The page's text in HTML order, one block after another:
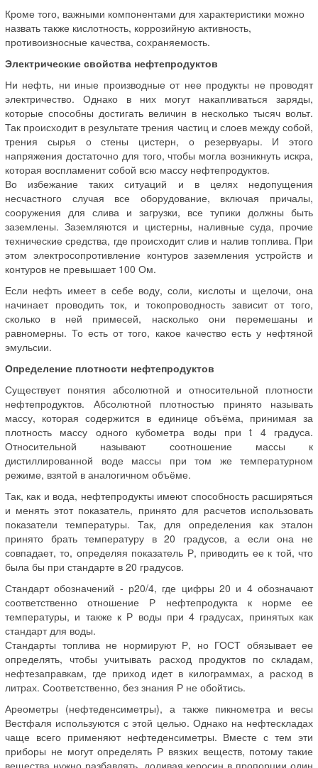
Кроме того, важными компонентами для характеристики можно
назвать также кислотность, коррозийную активность,
противоизносные качества, сохраняемость.
Электрические свойства нефтепродуктов
Ни нефть, ни иные производные от нее продукты не проводят
электричество. Однако в них могут накапливаться заряды,
которые способны достигать величин в несколько тысяч вольт.
Так происходит в результате трения частиц и слоев между собой,
трения сырья о стены цистерн, о резервуары. И этого
напряжения достаточно для того, чтобы могла возникнуть искра,
которая воспламенит собой всю массу нефтепродуктов.
Во избежание таких ситуаций и в целях недопущения
несчастного случая все оборудование, включая причалы,
сооружения для слива и загрузки, все тупики должны быть
заземлены. Заземляются и цистерны, наливные суда, прочие
технические средства, где происходит слив и налив топлива. При
этом электросопротивление контуров заземления устройств и
контуров не превышает 100 Ом.
Если нефть имеет в себе воду, соли, кислоты и щелочи, она
начинает проводить ток, и токопроводность зависит от того,
сколько в ней примесей, насколько они перемешаны и
равномерны. То есть от того, какое качество есть у нефтяной
эмульсии.
Определение плотности нефтепродуктов
Существует понятия абсолютной и относительной плотности
нефтепродуктов. Абсолютной плотностью принято называть
массу, которая содержится в единице объёма, принимая за
плотность массу одного кубометра воды при t 4 градуса.
Относительной называют соотношение массы к
дистиллированной воде массы при том же температурном
режиме, взятой в аналогичном объёме.
Так, как и вода, нефтепродукты имеют способность расширяться
и менять этот показатель, принято для расчетов использовать
показатели температуры. Так, для определения как эталон
принято брать температуру в 20 градусов, а если она не
совпадает, то, определяя показатель Р, приводить ее к той, что
была бы при стандарте в 20 градусов.
Стандарт обозначений - р20/4, где цифры 20 и 4 обозначают
соответственно отношение Р нефтепродукта к норме ее
температуры, и также к Р воды при 4 градусах, принятых как
стандарт для воды.
Стандарты топлива не нормируют Р, но ГОСТ обязывает ее
определять, чтобы учитывать расход продуктов по складам,
нефтезаправкам, где приход идет в килограммах, а расход в
литрах. Соответственно, без знания Р не обойтись.
Ареометры (нефтеденсиметры), а также пикнометра и весы
Вестфаля используются с этой целью. Однако на нефтескладах
чаще всего применяют нефтеденсиметры. Вместе с тем эти
приборы не могут определять Р вязких веществ, потому такие
вещества нужно разбавлять, доливая керосин в пропорции один